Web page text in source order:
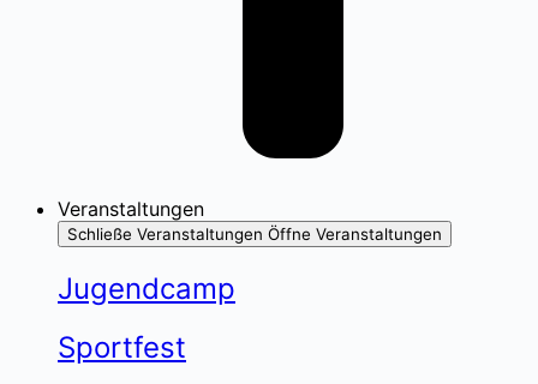
Veranstaltungen
Schließe Veranstaltungen Öffne Veranstaltungen
Jugendcamp
Sportfest